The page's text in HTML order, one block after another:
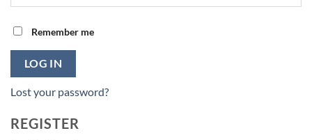
Remember me
LOG IN
Lost your password?
REGISTER